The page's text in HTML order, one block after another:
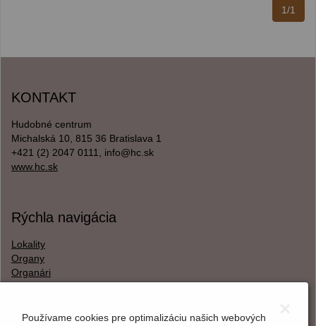
1/1
KONTAKT
Hudobné centrum
Michalská 10, 815 36 Bratislava 1
+421 (2) 2047 0111, info@hc.sk
www.hc.sk
Rýchla navigácia
Lokality
Organy
Organári
Používame cookies pre optimalizáciu našich webových